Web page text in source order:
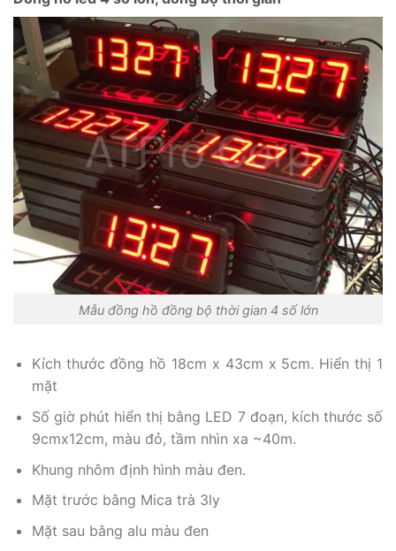
Mẫu đồng hồ đồng bộ thời gian 4 số lớn
Kích thước đồng hồ 18cm x 43cm x 5cm. Hiển thị 1
mặt
Số giờ phút hiển thị bằng LED 7 đoạn, kích thước số
9cmx12cm, màu đỏ, tầm nhìn xa ~40m.
Khung nhôm định hình màu đen.
Mặt trước bằng Mica trà 3ly
Mặt sau bằng alu màu đen